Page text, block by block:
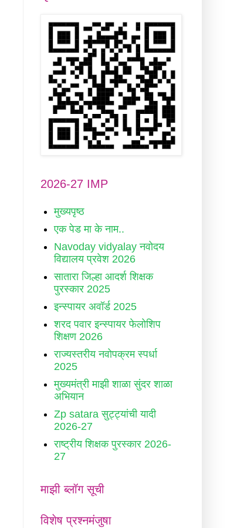
2026-27 IMP
मुख्यपृष्ठ
एक पेड मा के नाम..
Navoday vidyalay नवोदय
विद्यालय प्रवेश 2026
सातारा जिल्हा आदर्श शिक्षक
पुरस्कार 2025
इन्स्पायर अवॉर्ड 2025
शरद पवार इन्स्पायर फेलोशिप
शिक्षण 2026
राज्यस्तरीय नवोपक्रम स्पर्धा
2025
मुख्यमंत्री माझी शाळा सुंदर शाळा
अभियान
Zp satara सुट्ट्यांची यादी
2026-27
राष्ट्रीय शिक्षक पुरस्कार 2026-
27
माझी ब्लॉग सूची
विशेष प्रश्नमंजुषा